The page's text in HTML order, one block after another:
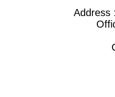
Address